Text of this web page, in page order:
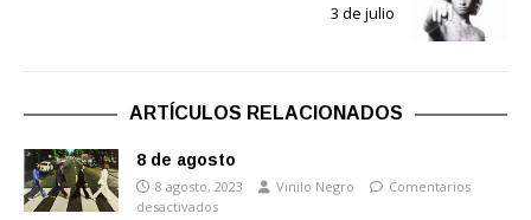
3 de julio
ARTÍCULOS RELACIONADOS
8 de agosto
8 agosto, 2023 Vinilo Negro
Comentarios
desactivados